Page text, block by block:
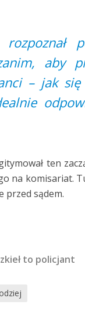
aby
– jak się
ten
na komisariat.
przed sądem.
to policjant